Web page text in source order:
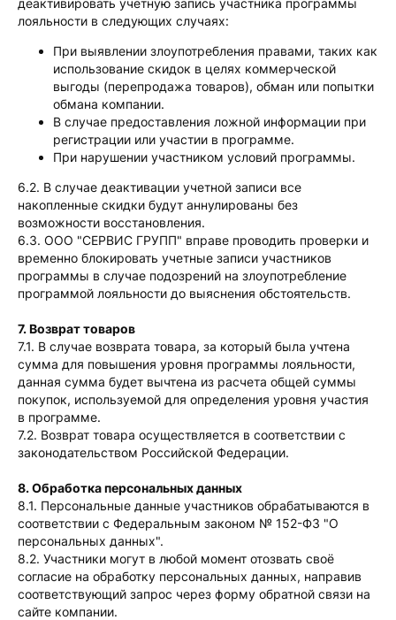
деактивировать учетную запись участника программы
лояльности в следующих случаях:
При выявлении злоупотребления правами, таких как
использование скидок в целях коммерческой
выгоды (перепродажа товаров), обман или попытки
обмана компании.
В случае предоставления ложной информации при
регистрации или участии в программе.
При нарушении участником условий программы.
6.2. В случае деактивации учетной записи все
накопленные скидки будут аннулированы без
возможности восстановления.
6.3. ООО "СЕРВИС ГРУПП" вправе проводить проверки и
временно блокировать учетные записи участников
программы в случае подозрений на злоупотребление
программой лояльности до выяснения обстоятельств.
7. Возврат товаров
7.1. В случае возврата товара, за который была учтена
сумма для повышения уровня программы лояльности,
данная сумма будет вычтена из расчета общей суммы
покупок, используемой для определения уровня участия
в программе.
7.2. Возврат товара осуществляется в соответствии с
законодательством Российской Федерации.
8. Обработка персональных данных
8.1. Персональные данные участников обрабатываются в
соответствии с Федеральным законом № 152-ФЗ "О
персональных данных".
8.2. Участники могут в любой момент отозвать своё
согласие на обработку персональных данных, направив
соответствующий запрос через форму обратной связи на
сайте компании.